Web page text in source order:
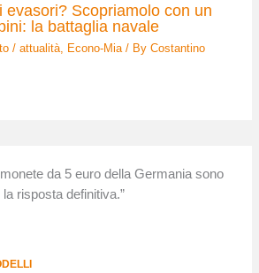
evasori? Scopriamolo con un
la battaglia navale
/attualità, Econo-Mia/ ByCostantino
da 5 euro della Germania sono
risposta definitiva.”